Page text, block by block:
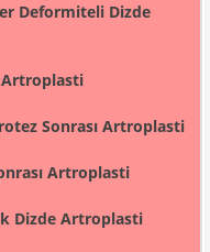
Deformiteli Dizde
Sonrası Artroplasti
Artroplasti
Dizde Artroplasti